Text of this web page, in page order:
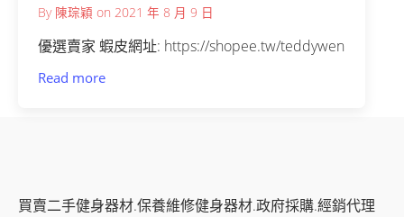
By 陳琮穎 on2021 年 8 月 9 日
優選賣家 蝦皮網址: https://shopee.tw/teddywen
Read more
買賣二手健身器材.保養維修健身器材.政府採購.經銷代理